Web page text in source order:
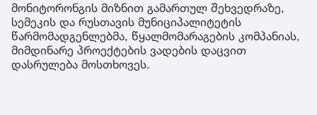
მონიტორონგის მიზნით გამართულ შეხვედრაზე,
სემეკის და რუსთავის მუნიციპალიტეტის
წარმომადგენლებმა, წყალმომარაგების კომპანიას,
მიმდინარე პროექტების ვადების დაცვით
დასრულება მოსთხოვეს.